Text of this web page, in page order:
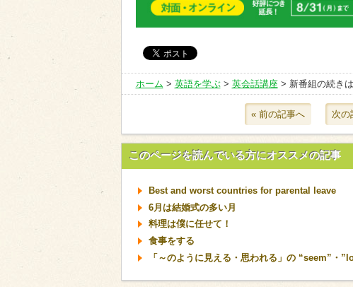
ホーム > 英語を学ぶ> 英会話講座> 新番組の続き
« 前の記事へ 次の
このページを読んでいる方にオススメの記事
Best and worst countries for parental leave
6月は結婚式の多い月
料理は僕に任せて！
食事をする
「～のように見える・思われる」の “seem”・